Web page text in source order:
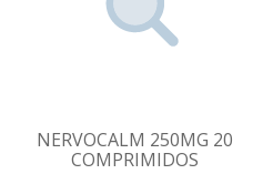
NERVOCALM 250MG 20
COMPRIMIDOS